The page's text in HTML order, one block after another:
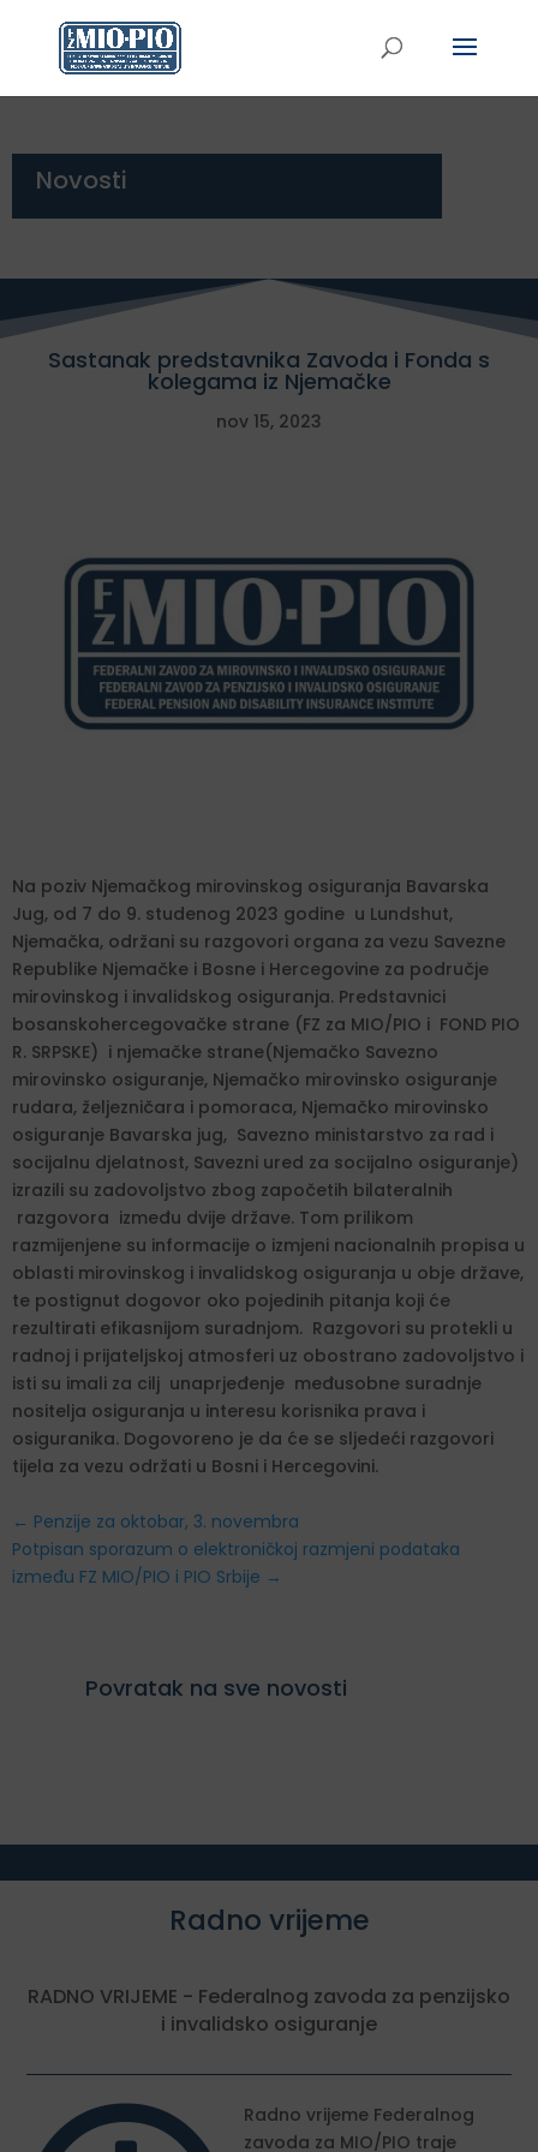
Novosti
Sastanak predstavnika Zavoda i Fonda s
kolegama iz Njemačke
nov 15, 2023
Na poziv Njemačkog mirovinskog osiguranja Bavarska
Jug, od 7 do 9. studenog 2023 godine u Lundshut,
Njemačka, održani su razgovori organa za vezu Savezne
Republike Njemačke i Bosne i Hercegovine za područje
mirovinskog i invalidskog osiguranja. Predstavnici
bosanskohercegovačke strane (FZ za MIO/PIO i FOND PIO
R. SRPSKE) i njemačke strane(Njemačko Savezno
mirovinsko osiguranje, Njemačko mirovinsko osiguranje
rudara, željezničara i pomoraca, Njemačko mirovinsko
osiguranje Bavarska jug, Savezno ministarstvo za rad i
socijalnu djelatnost, Savezni ured za socijalno osiguranje)
izrazili su zadovoljstvo zbog započetih bilateralnih
razgovora između dvije države. Tom prilikom
razmijenjene su informacije o izmjeni nacionalnih propisa u
oblasti mirovinskog i invalidskog osiguranja u obje države,
te postignut dogovor oko pojedinih pitanja koji će
rezultirati efikasnijom suradnjom. Razgovori su protekli u
radnoj i prijateljskoj atmosferi uz obostrano zadovoljstvo i
isti su imali za cilj unaprjeđenje međusobne suradnje
nositelja osiguranja u interesu korisnika prava i
osiguranika. Dogovoreno je da će se sljedeći razgovori
tijela za vezu održati u Bosni i Hercegovini.
← Penzije za oktobar, 3. novembra
Potpisan sporazum o elektroničkoj razmjeni podataka
između FZ MIO/PIO i PIO Srbije →
Povratak na sve novosti
Radno vrijeme
RADNO VRIJEME - Federalnog zavoda za penzijsko
i invalidsko osiguranje
Radno vrijeme Federalnog
zavoda za MIO/PIO traje